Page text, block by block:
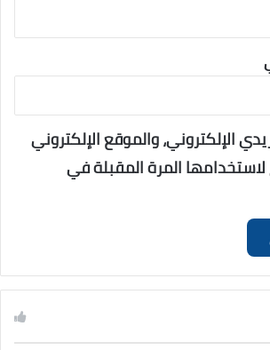
الإلكتروني، والموقع الإلكتروني
المرة المقبلة في